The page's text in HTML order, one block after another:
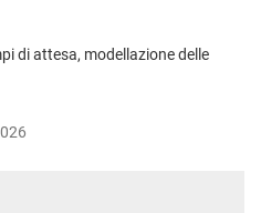
di attesa, modellazione delle